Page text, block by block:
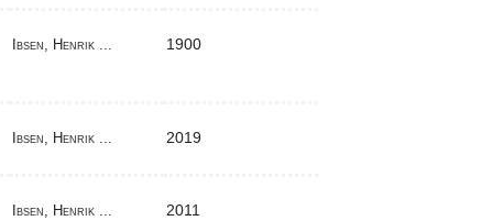
Ibsen, Henrik ... 1900
Ibsen, Henrik ... 2019
Ibsen, Henrik ... 2011